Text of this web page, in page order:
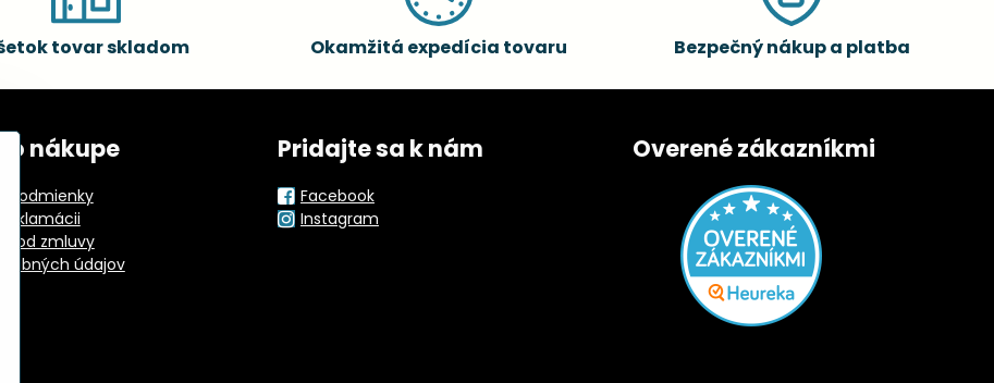
tovar skladom Okamžitá expedícia tovaru Bezpečný nákup a platba
o nákupe
podmienky
od zmluvy
údajov
Pridajte sa k nám
Facebook
Instagram
Overené zákazníkmi